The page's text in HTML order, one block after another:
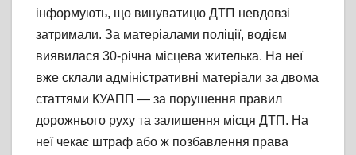
інформують, що винуватицю ДТП невдовзі
затримали. За матеріалами поліції, водієм
виявилася 30-річна місцева жителька. На неї
вже склали адміністративні матеріали за двома
статтями КУАПП — за порушення правил
дорожнього руху та залишення місця ДТП. На
неї чекає штраф або ж позбавлення права